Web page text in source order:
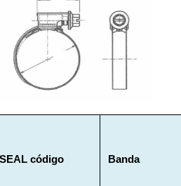
código Banda